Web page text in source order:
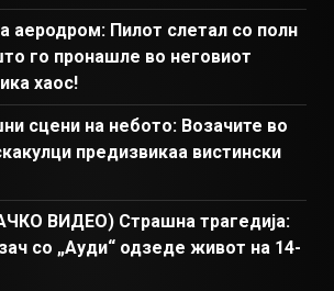
Пилот слетал со полн
го пронашле во неговиот
хаос!
сцени на небото: Возачите во
предизвикаа вистински
ВИДЕО) Страшна трагедија:
со „Ауди“ одзеде живот на 14-